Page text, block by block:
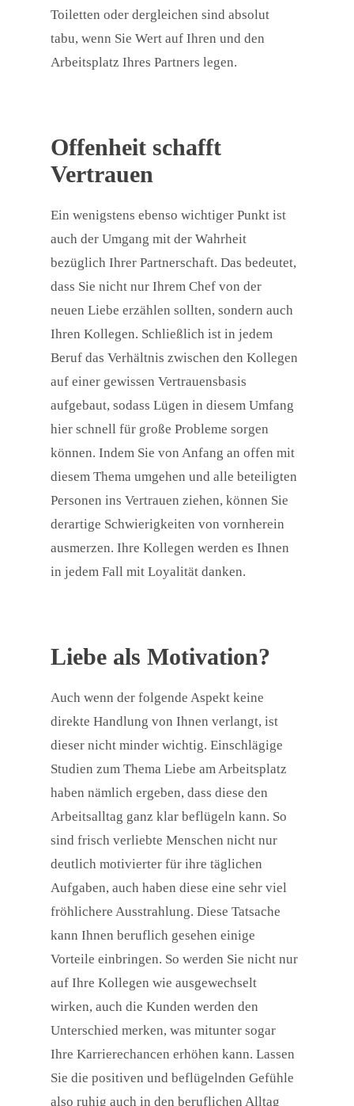
Toiletten oder dergleichen sind absolut
tabu, wenn Sie Wert auf Ihren und den
Arbeitsplatz Ihres Partners legen.
Offenheit schafft
Vertrauen
Ein wenigstens ebenso wichtiger Punkt ist
auch der Umgang mit der Wahrheit
bezüglich Ihrer Partnerschaft. Das bedeutet,
dass Sie nicht nur Ihrem Chef von der
neuen Liebe erzählen sollten, sondern auch
Ihren Kollegen. Schließlich ist in jedem
Beruf das Verhältnis zwischen den Kollegen
auf einer gewissen Vertrauensbasis
aufgebaut, sodass Lügen in diesem Umfang
hier schnell für große Probleme sorgen
können. Indem Sie von Anfang an offen mit
diesem Thema umgehen und alle beteiligten
Personen ins Vertrauen ziehen, können Sie
derartige Schwierigkeiten von vornherein
ausmerzen. Ihre Kollegen werden es Ihnen
in jedem Fall mit Loyalität danken.
Liebe als Motivation?
Auch wenn der folgende Aspekt keine
direkte Handlung von Ihnen verlangt, ist
dieser nicht minder wichtig. Einschlägige
Studien zum Thema Liebe am Arbeitsplatz
haben nämlich ergeben, dass diese den
Arbeitsalltag ganz klar beflügeln kann. So
sind frisch verliebte Menschen nicht nur
deutlich motivierter für ihre täglichen
Aufgaben, auch haben diese eine sehr viel
fröhlichere Ausstrahlung. Diese Tatsache
kann Ihnen beruflich gesehen einige
Vorteile einbringen. So werden Sie nicht nur
auf Ihre Kollegen wie ausgewechselt
wirken, auch die Kunden werden den
Unterschied merken, was mitunter sogar
Ihre Karrierechancen erhöhen kann. Lassen
Sie die positiven und beflügelnden Gefühle
also ruhig auch in den beruflichen Alltag